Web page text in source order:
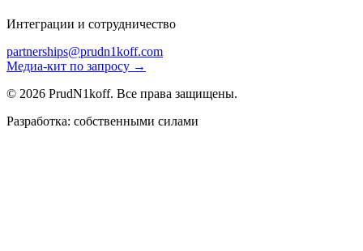
Интеграции и сотрудничество
partnerships@prudn1koff.com
Медиа-кит по запросу →
© 2026 PrudN1koff. Все права защищены.
Разработка: собственными силами